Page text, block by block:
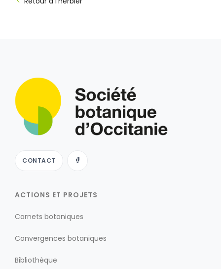
CONTACT
ACTIONS ET PROJETS
Carnets botaniques
Convergences botaniques
Bibliothèque